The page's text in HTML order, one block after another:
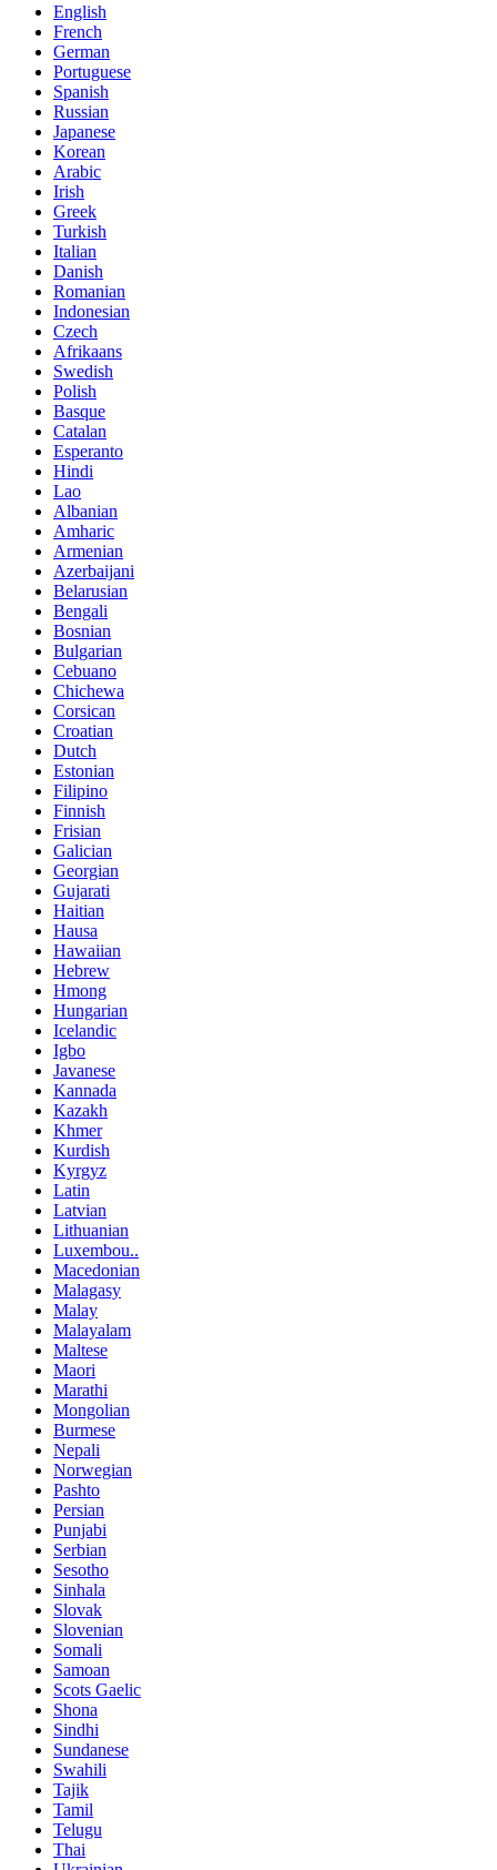
English
French
German
Portuguese
Spanish
Russian
Japanese
Korean
Arabic
Irish
Greek
Turkish
Italian
Danish
Romanian
Indonesian
Czech
Afrikaans
Swedish
Polish
Basque
Catalan
Esperanto
Hindi
Lao
Albanian
Amharic
Armenian
Azerbaijani
Belarusian
Bengali
Bosnian
Bulgarian
Cebuano
Chichewa
Corsican
Croatian
Dutch
Estonian
Filipino
Finnish
Frisian
Galician
Georgian
Gujarati
Haitian
Hausa
Hawaiian
Hebrew
Hmong
Hungarian
Icelandic
Igbo
Javanese
Kannada
Kazakh
Khmer
Kurdish
Kyrgyz
Latin
Latvian
Lithuanian
Luxembou..
Macedonian
Malagasy
Malay
Malayalam
Maltese
Maori
Marathi
Mongolian
Burmese
Nepali
Norwegian
Pashto
Persian
Punjabi
Serbian
Sesotho
Sinhala
Slovak
Slovenian
Somali
Samoan
Scots Gaelic
Shona
Sindhi
Sundanese
Swahili
Tajik
Tamil
Telugu
Thai